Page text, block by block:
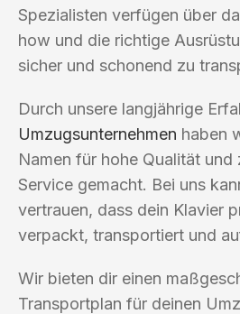
Spezialisten verfügen über
how und die richtige
sicher und schonend zu
Durch unsere langjährige
Umzugsunternehmen haben
Namen für hohe Qualität und
Service gemacht. Bei uns
vertrauen, dass dein Klavier
verpackt, transportiert und
Wir bieten dir einen
Transportplan für deinen